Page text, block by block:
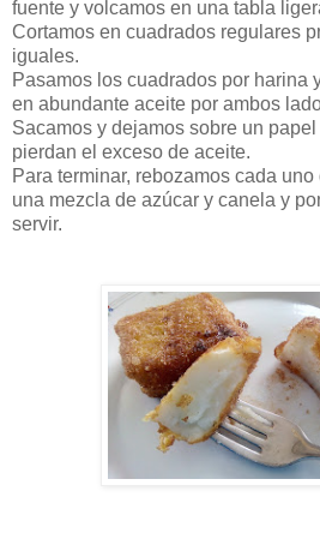
fuente y volcamos en una tabla
Cortamos en cuadrados regulares
iguales.
Pasamos los cuadrados por harina
en abundante aceite por ambos
Sacamos y dejamos sobre un
pierdan el exceso de aceite.
Para terminar, rebozamos cada
una mezcla de azúcar y canela y
servir.